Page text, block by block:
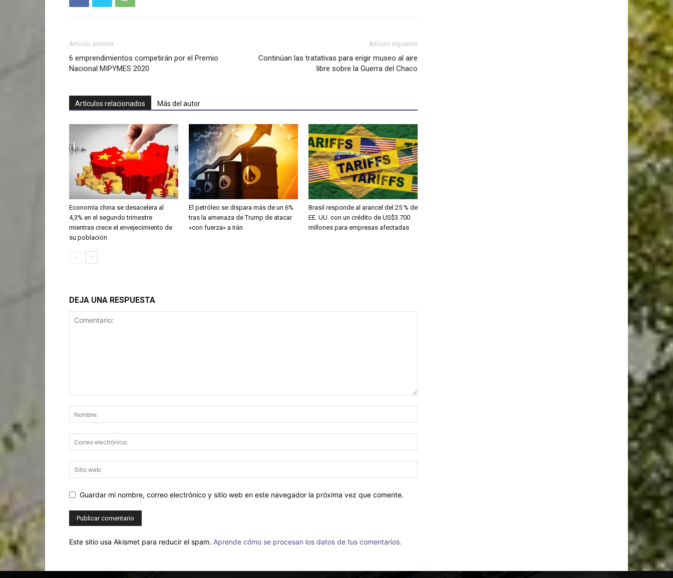
Artículo anterior
6 emprendimientos competirán por el Premio
Nacional MIPYMES 2020
Artículo siguiente
Continúan las tratativas para erigir museo al aire
libre sobre la Guerra del Chaco
Artículos relacionados Más del autor
Economía china se desacelera al
4,3% en el segundo trimestre
mientras crece el envejecimiento de
su población
El petróleo se dispara más de un 6%
tras la amenaza de Trump de atacar
«con fuerza» a Irán
Brasil responde al arancel del 25 % de
EE. UU. con un crédito de US$3.700
millones para empresas afectadas
DEJA UNA RESPUESTA
Guardar mi nombre, correo electrónico y sitio web en este navegador la próxima vez que comente.
Este sitio usa Akismet para reducir el spam. Aprende cómo se procesan los datos de tus comentarios.